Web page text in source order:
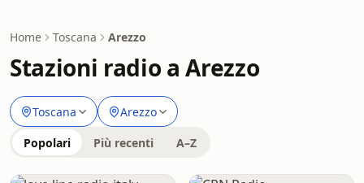
Home Toscana Arezzo
Stazioni radio a Arezzo
Toscana Arezzo
Popolari Più recenti A–Z